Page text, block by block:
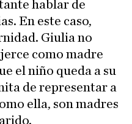
hablar de
En este caso,
Giulia no
como madre
el niño queda a su
de representar a
ella, son madres